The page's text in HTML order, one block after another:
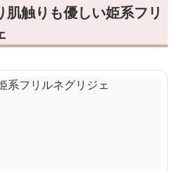
肌触りも優しい姫系フリ